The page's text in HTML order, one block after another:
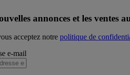
annonces et les
acceptez notre politique de
e-mail